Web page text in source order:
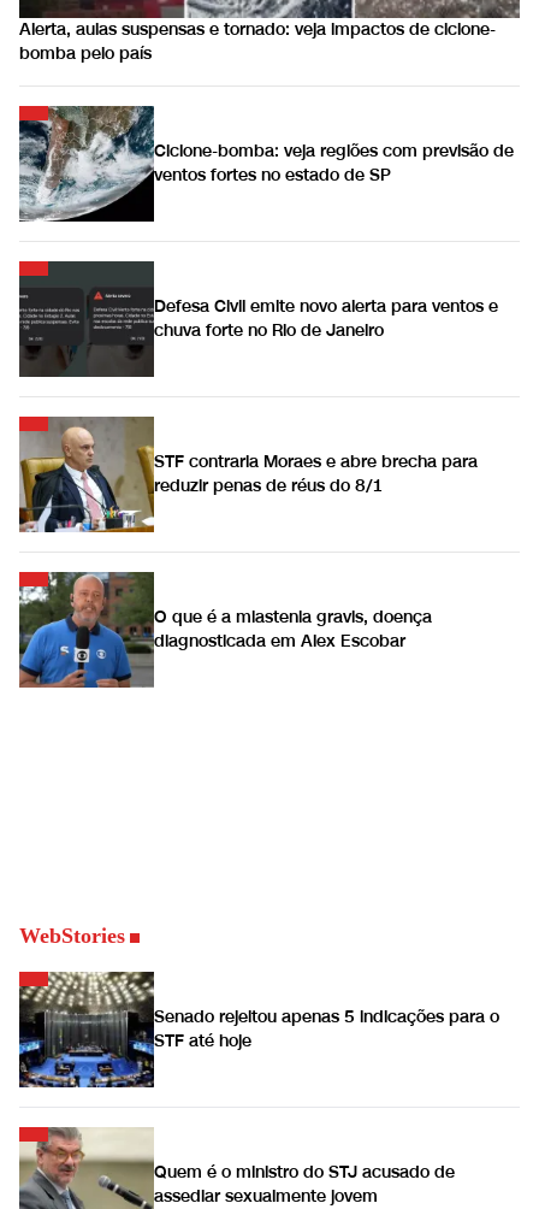
Alerta, aulas suspensas e tornado: veja impactos de ciclone-
bomba pelo país
Ciclone-bomba: veja regiões com previsão de
ventos fortes no estado de SP
Defesa Civil emite novo alerta para ventos e
chuva forte no Rio de Janeiro
STF contraria Moraes e abre brecha para
reduzir penas de réus do 8/1
O que é a miastenia gravis, doença
diagnosticada em Alex Escobar
WebStories
Senado rejeitou apenas 5 indicações para o
STF até hoje
Quem é o ministro do STJ acusado de
assediar sexualmente jovem